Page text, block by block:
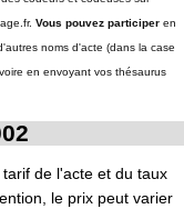
Vous pouvez participer en
noms d'acte (dans la case
en envoyant vos thésaurus
de l'acte et du taux
le prix peut varier